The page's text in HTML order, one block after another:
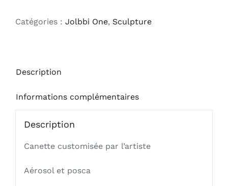
Catégories : Jolbbi One, Sculpture
Description
Informations complémentaires
Description
Canette customisée par l’artiste
Aérosol et posca